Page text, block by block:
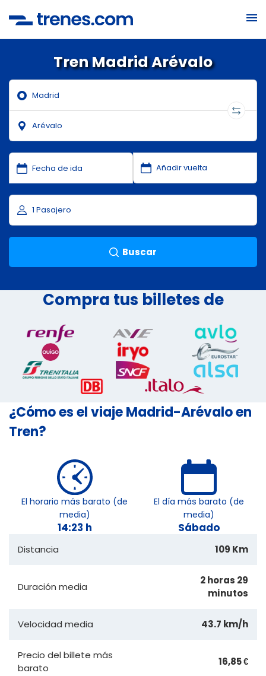
Tren Madrid Arévalo
Buscar
Compra tus billetes de
¿Cómo es el viaje Madrid-Arévalo en
Tren?
El horario más barato (de
media)
14:23 h
El día más barato (de
media)
Sábado
Distancia 109 Km
Duración media
2 horas 29
minutos
Velocidad media 43.7 km/h
Precio del billete más
barato
16,85 €